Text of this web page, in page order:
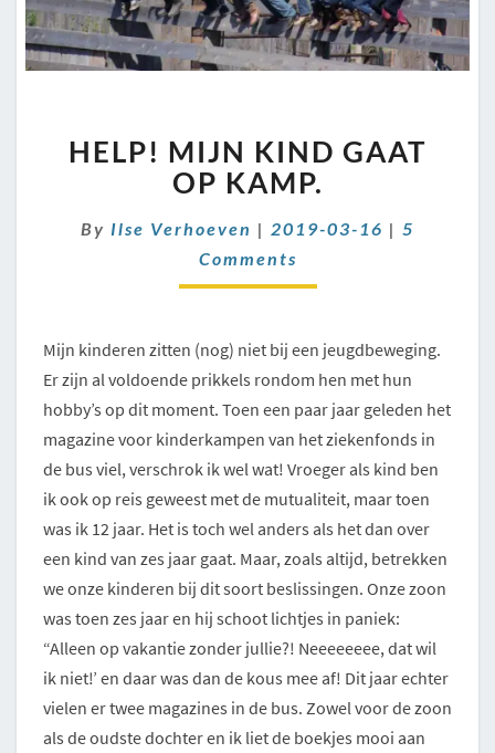
MIJN
KIND
GAAT
OP
HELP! MIJN KIND GAAT
OP KAMP.
By Ilse Verhoeven | 2019-03-16 | 5
Comments
Mijn kinderen zitten (nog) niet bij een jeugdbeweging.
Er zijn al voldoende prikkels rondom hen met hun
hobby’s op dit moment. Toen een paar jaar geleden het
magazine voor kinderkampen van het ziekenfonds in
de bus viel, verschrok ik wel wat! Vroeger als kind ben
ik ook op reis geweest met de mutualiteit, maar toen
was ik 12 jaar. Het is toch wel anders als het dan over
een kind van zes jaar gaat. Maar, zoals altijd, betrekken
we onze kinderen bij dit soort beslissingen. Onze zoon
was toen zes jaar en hij schoot lichtjes in paniek:
“Alleen op vakantie zonder jullie?! Neeeeeeee, dat wil
ik niet!’ en daar was dan de kous mee af! Dit jaar echter
vielen er twee magazines in de bus. Zowel voor de zoon
als de oudste dochter en ik liet de boekjes mooi aan